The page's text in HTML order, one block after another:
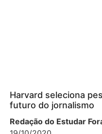
Harvard seleciona
futuro do jornalismo
Redação do Estudar